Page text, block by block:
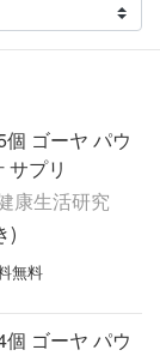
ゴーヤ パウ
サプリ
康生活研究
)
無料
ゴーヤ パウ